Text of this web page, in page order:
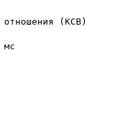
(КСВ)